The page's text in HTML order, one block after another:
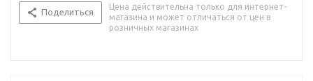
Поделиться
Цена действительна только для интернет-
магазина и может отличаться от цен в
розничных магазинах